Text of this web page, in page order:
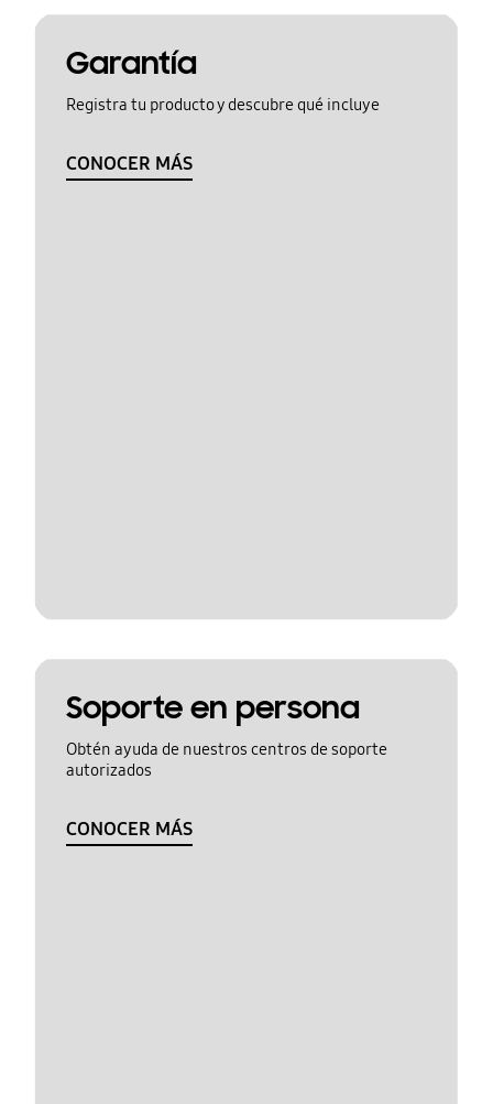
Garantía
Registra tu producto y descubre qué incluye
CONOCER MÁS
Soporte en persona
Obtén ayuda de nuestros centros de soporte
autorizados
CONOCER MÁS